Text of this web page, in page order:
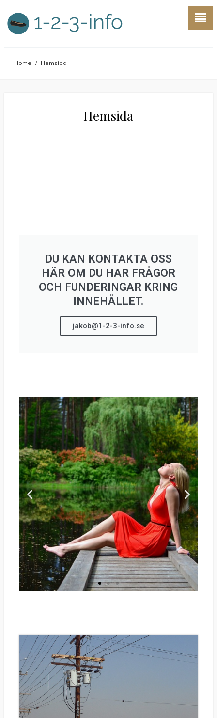
Home / Hemsida
Hemsida
DU KAN KONTAKTA OSS
HÄR OM DU HAR FRÅGOR
OCH FUNDERINGAR KRING
INNEHÅLLET.
jakob@1-2-3-info.se
Modeveckan i Paris hålls två
gånger om året och för många
är det säsongens höjdpunkt. Det
finns få städer som har samma
rykte som Paris när man pratar
om mode...